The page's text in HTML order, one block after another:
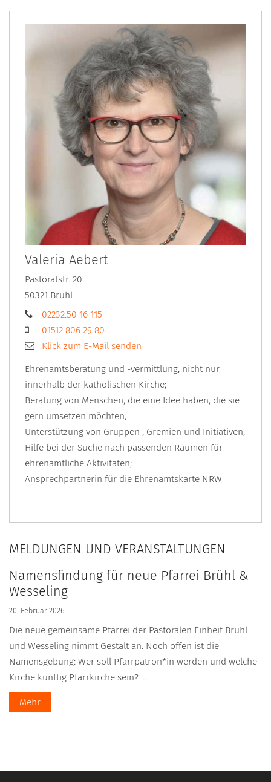
Valeria Aebert
Pastoratstr. 20
50321 Brühl
02232.50 16 115
01512 806 29 80
Klick zum E-Mail senden
Ehrenamtsberatung und -vermittlung, nicht nur
innerhalb der katholischen Kirche;
Beratung von Menschen, die eine Idee haben, die sie
gern umsetzen möchten;
Unterstützung von Gruppen , Gremien und Initiativen;
Hilfe bei der Suche nach passenden Räumen für
ehrenamtliche Aktivitäten;
Ansprechpartnerin für die Ehrenamtskarte NRW
MELDUNGEN UND VERANSTALTUNGEN
Namensfindung für neue Pfarrei Brühl &
Wesseling
20. Februar 2026
Die neue gemeinsame Pfarrei der Pastoralen Einheit Brühl
und Wesseling nimmt Gestalt an. Noch offen ist die
Namensgebung: Wer soll Pfarrpatron*in werden und welche
Kirche künftig Pfarrkirche sein? ...
Mehr